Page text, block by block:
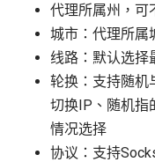
代理所属州，可
城市：代理所属
线路：默认选择
轮换：支持随机
切换IP、随机指
情况选择
协议：支持